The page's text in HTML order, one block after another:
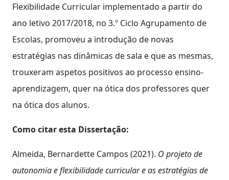
Flexibilidade Curricular implementado a partir do
ano letivo 2017/2018, no 3.º Ciclo Agrupamento de
Escolas, promoveu a introdução de novas
estratégias nas dinâmicas de sala e que as mesmas,
trouxeram aspetos positivos ao processo ensino-
aprendizagem, quer na ótica dos professores quer
na ótica dos alunos.
Como citar esta Dissertação:
Almeida, Bernardette Campos (2021). O projeto de
autonomia e flexibilidade curricular e as estratégias de